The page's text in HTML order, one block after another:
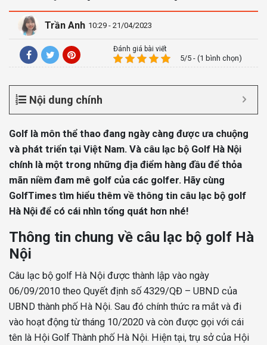
Trần Anh 10:29 - 21/04/2023
Đánh giá bài viết
5/5 - (1 bình chọn)
Nội dung chính
Golf là môn thể thao đang ngày càng được ưa chuộng
và phát triển tại Việt Nam. Và câu lạc bộ Golf Hà Nội
chính là một trong những địa điểm hàng đầu để thỏa
mãn niềm đam mê golf của các golfer. Hãy cùng
GolfTimes tìm hiểu thêm về thông tin câu lạc bộ golf
Hà Nội để có cái nhìn tổng quát hơn nhé!
Thông tin chung về câu lạc bộ golf Hà
Nội
Câu lạc bộ golf Hà Nội được thành lập vào ngày
06/09/2010 theo Quyết định số 4329/QĐ – UBND của
UBND thành phố Hà Nội. Sau đó chính thức ra mắt và đi
vào hoạt động từ tháng 10/2020 và còn được gọi với cái
tên là Hội Golf Thành phố Hà Nội. Hiện tại, trụ sở của Hội